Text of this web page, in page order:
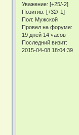
Уважение: [+25/-2]
Позитив: [+32/-1]
Пол: Мужской
Провел на форуме:
19 дней 14 часов
Последний визит:
2015-04-08 18:04:39